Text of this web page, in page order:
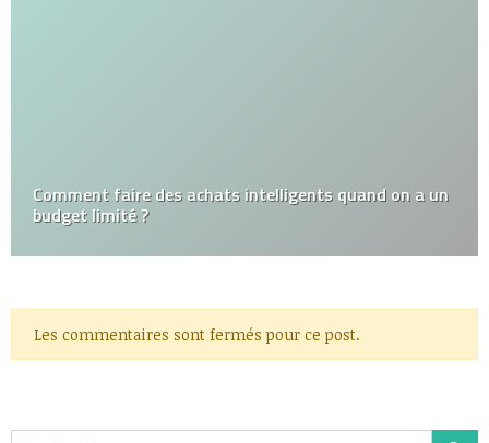
Comment faire des achats intelligents quand on a un
budget limité ?
Les commentaires sont fermés pour ce post.